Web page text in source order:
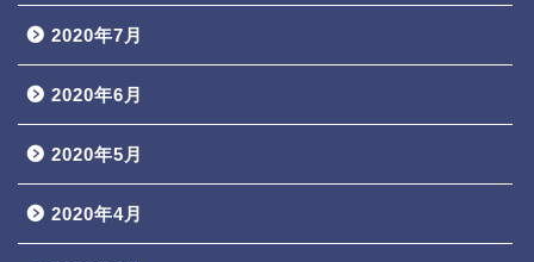
2020年7月
2020年6月
2020年5月
2020年4月